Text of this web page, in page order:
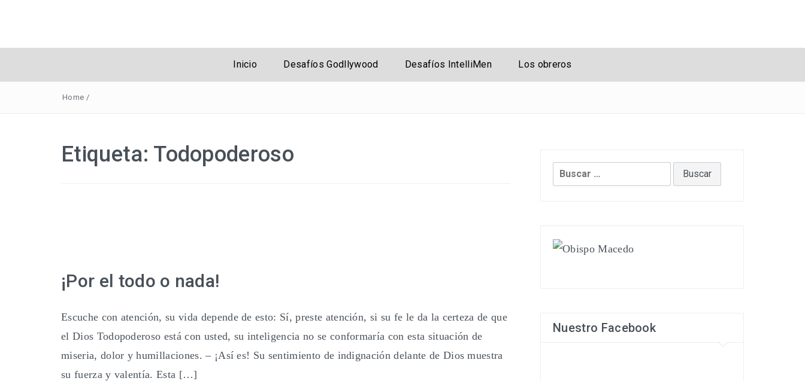
Obreros Universal
Inicio Desafíos Godllywood Desafíos IntelliMen Los obreros
Home /
Etiqueta: Todopoderoso
¡Por el todo o nada!
Escuche con atención, su vida depende de esto: Sí, preste atención, si su fe le da la certeza de que
el Dios Todopoderoso está con usted, su inteligencia no se conformaría con esta situación de
miseria, dolor y humillaciones. – ¡Así es! Su sentimiento de indignación delante de Dios muestra
su fuerza y valentía. Esta […]
Buscar:
Nuestro Facebook